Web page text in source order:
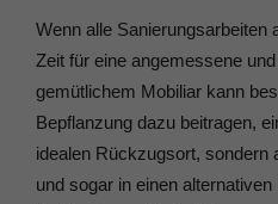
Wenn alle Sanierungsarbeiten
Zeit für eine angemessene
gemütlichem Mobiliar kann
Bepflanzung dazu beitragen,
idealen Rückzugsort, sondern
und sogar in einen